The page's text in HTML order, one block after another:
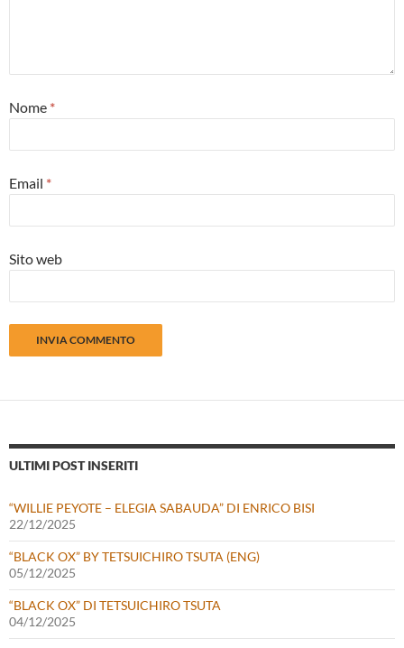
Nome *
Email *
Sito web
ULTIMI POST INSERITI
“WILLIE PEYOTE – ELEGIA SABAUDA” DI ENRICO BISI
22/12/2025
“BLACK OX” BY TETSUICHIRO TSUTA (ENG)
05/12/2025
“BLACK OX” DI TETSUICHIRO TSUTA
04/12/2025